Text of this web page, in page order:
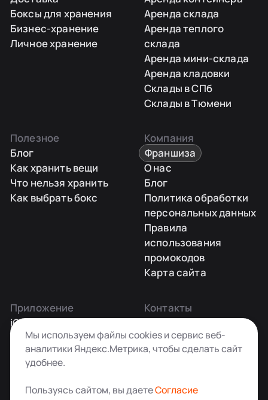
Боксы для хранения
Бизнес-хранение
Личное хранение
Аренда склада
Аренда теплого
склада
Аренда мини-склада
Аренда кладовки
Склады в СПб
Склады в Тюмени
Полезное
Блог
Как хранить вещи
Что нельзя хранить
Как выбрать бокс
Компания
Франшиза
О нас
Блог
Политика обработки
персональных данных
Правила
использования
промокодов
Карта сайта
Приложение
iOS
Android
Контакты
Заказать звонок
+7 495 181-55-45
info@kladovkin.ru
Мы используем файлы cookies и сервис веб-
аналитики Яндекс.Метрика, чтобы сделать сайт
удобнее.
Пользуясь сайтом, вы даетеСогласие